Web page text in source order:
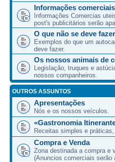
Informações
Informações Comercias
post's publicitários serão
O que não se deve
Exemplos do que um
deve fazer.
Os nossos animais de
Legislação, truques e
nossos companheiros.
OUTROS ASSUNTOS
Apresentações
Nós e os nossos veículos.
«Gastronomia
Receitas simples e
Compra e Venda
Zona destinada a compra e
(Anuncios comerciais serão